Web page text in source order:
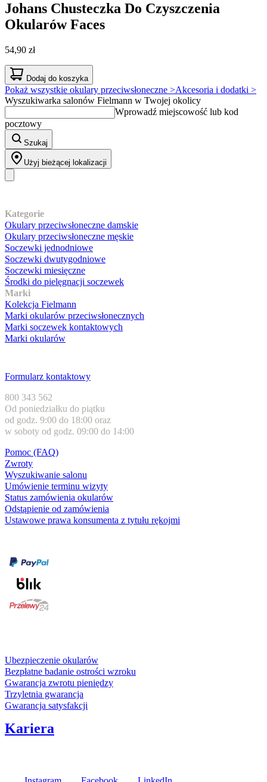
Johans Chusteczka Do Czyszczenia
Okularów Faces
54,90 zł
Dodaj do koszyka
Pokaż wszystkie okulary przeciwsłoneczne >Akcesoria i dodatki >
Wyszukiwarka salonów Fielmann w Twojej okolicy
Wprowadź miejscowość lub kod
pocztowy
Szukaj
Użyj bieżącej lokalizacji
Kategorie
Okulary przeciwsłoneczne damskie
Okulary przeciwsłoneczne męskie
Soczewki jednodniowe
Soczewki dwutygodniowe
Soczewki miesięczne
Środki do pielęgnacji soczewek
Marki
Kolekcja Fielmann
Marki okularów przeciwsłonecznych
Marki soczewek kontaktowych
Marki okularów
Formularz kontaktowy
800 343 562
Od poniedziałku do piątku
od godz. 9:00 do 18:00 oraz
w soboty od godz. 09:00 do 14:00
Pomoc (FAQ)
Zwroty
Wyszukiwanie salonu
Umówienie terminu wizyty
Status zamówienia okularów
Odstąpienie od zamówienia
Ustawowe prawa konsumenta z tytułu rękojmi
Ubezpieczenie okularów
Bezpłatne badanie ostrości wzroku
Gwarancja zwrotu pieniędzy
Trzyletnia gwarancja
Gwarancja satysfakcji
Kariera